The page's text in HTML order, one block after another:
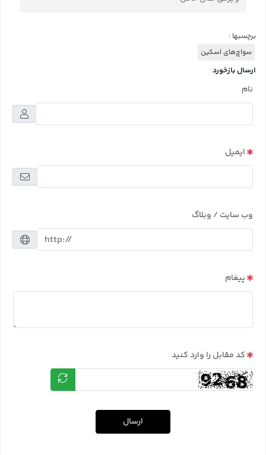
برچسبها :
سواچ‌های اسکین
ارسال بازخورد
نام
ایمیل
وب سایت / وبلاگ
پیغام
کد مقابل را وارد کنید
ارسال